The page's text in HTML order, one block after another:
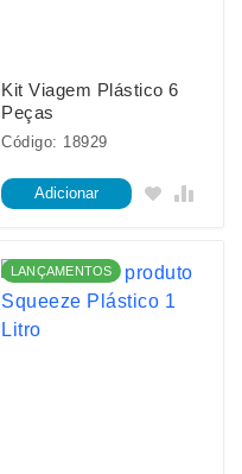
Kit Viagem Plástico 6
Peças
Código: 18929
Adicionar
LANÇAMENTOS